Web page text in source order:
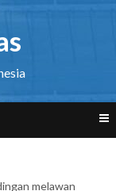
melawan